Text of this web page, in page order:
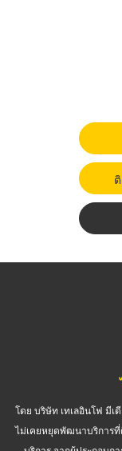
โดย บริษัท เทเลอินโฟ มีเ
ไม่เคยหยุดพัฒนาบริการ